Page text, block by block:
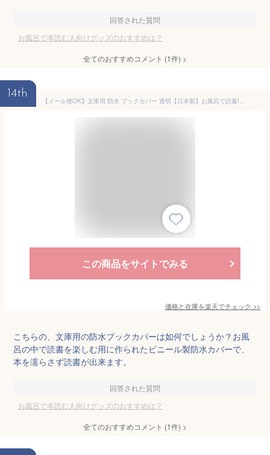
回答された質問
お風呂で本読む人向けグッズのおすすめは？
全てのおすすめコメント (1件) >
14th
【メール便OK】文庫用 防水 ブックカバー 透明【日本製】お風呂で読書! 人気 文庫本 バスルーム リラックス 半身浴 本カバー【RCP】
この商品をサイトでみる
価格と在庫を楽天でチェック >>
こちらの、文庫用の防水ブックカバーは如何でしょうか？お風
呂の中で読書を楽しむ用に作られたビニール製防水カバーで、
本を濡らさず読書が出来ます。
回答された質問
お風呂で本読む人向けグッズのおすすめは？
全てのおすすめコメント (1件) >